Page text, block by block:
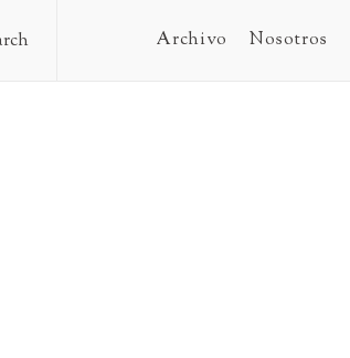
Archivo Nosotros